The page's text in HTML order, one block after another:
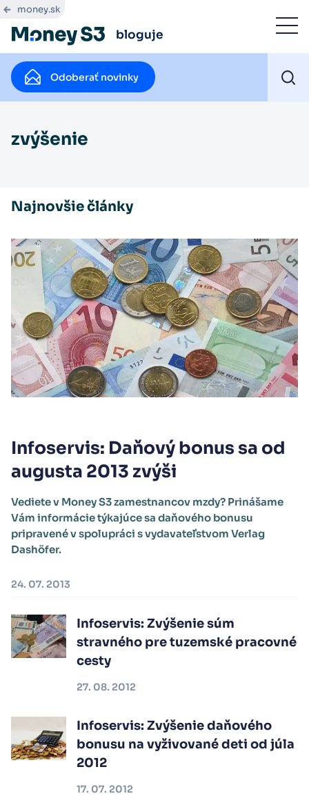
money.sk
bloguje
Odoberať novinky
zvýšenie
Najnovšie články
Infoservis: Daňový bonus sa od
augusta 2013 zvýši
Vediete v Money S3 zamestnancov mzdy? Prinášame
Vám informácie týkajúce sa daňového bonusu
pripravené v spolupráci s vydavateľstvom Verlag
Dashöfer.
24. 07. 2013
Infoservis: Zvýšenie súm
stravného pre tuzemské pracovné
cesty
27. 08. 2012
Infoservis: Zvýšenie daňového
bonusu na vyživované deti od júla
2012
17. 07. 2012